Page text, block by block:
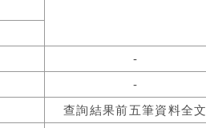
-
-
查詢結果前五筆資料全文